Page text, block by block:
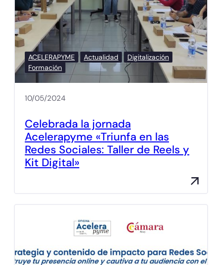
ACELERAPYME Actualidad
Digitalización
Formación
10/05/2024
Celebrada la jornada
Acelerapyme «Triunfa en las
Redes Sociales: Taller de Reels y
Kit Digital»